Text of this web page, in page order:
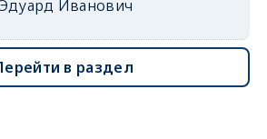
Иванович
в раздел